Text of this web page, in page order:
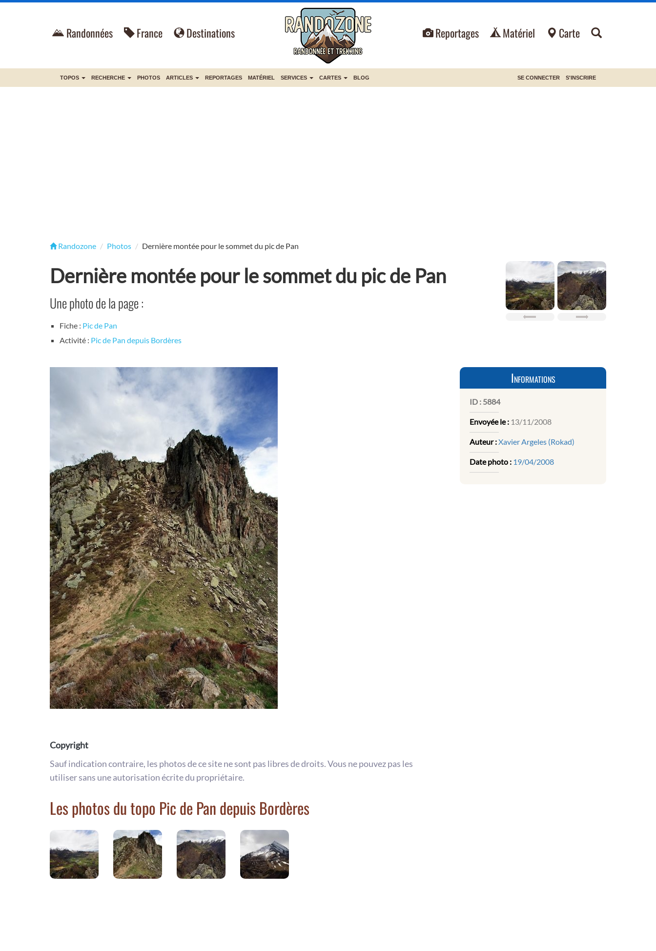
Randonnées France Destinations Reportages Matériel Carte
TOPOS RECHERCHE PHOTOS ARTICLES REPORTAGES MATÉRIEL SERVICES CARTES BLOG SE CONNECTER S'INSCRIRE
Randozone Photos Dernière montée pour le sommet du pic de Pan
Dernière montée pour le sommet du pic de Pan
Une photo de la page :
Fiche : Pic de Pan
Activité : Pic de Pan depuis Bordères
Copyright
Sauf indication contraire, les photos de ce site ne sont pas libres de droits. Vous ne pouvez pas les
utiliser sans une autorisation écrite du propriétaire.
Les photos du topo Pic de Pan depuis Bordères
Informations
ID : 5884
Envoyée le : 13/11/2008
Auteur :Xavier Argeles (Rokad)
Date photo : 19/04/2008